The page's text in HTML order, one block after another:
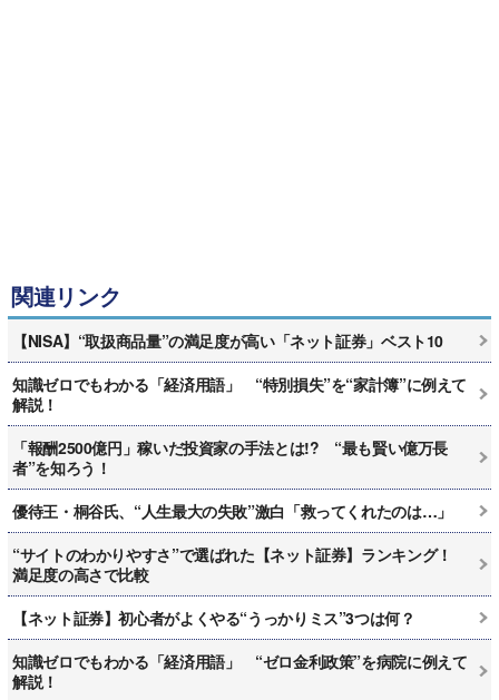
関連リンク
【NISA】“取扱商品量”の満足度が高い「ネット証券」ベスト10
知識ゼロでもわかる「経済用語」 “特別損失”を“家計簿”に例えて
解説！
「報酬2500億円」稼いだ投資家の手法とは!? “最も賢い億万長
者”を知ろう！
優待王・桐谷氏、“人生最大の失敗”激白「救ってくれたのは…」
“サイトのわかりやすさ”で選ばれた【ネット証券】ランキング！
満足度の高さで比較
【ネット証券】初心者がよくやる“うっかりミス”3つは何？
知識ゼロでもわかる「経済用語」 “ゼロ金利政策”を病院に例えて
解説！